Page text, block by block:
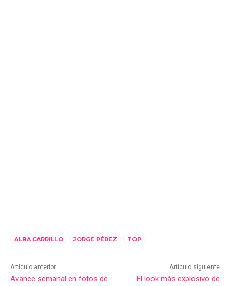
ALBA CARRILLO JORGE PÉREZ TOP
Artículo anterior
Avance semanal en fotos de
Artículo siguiente
El look más explosivo de